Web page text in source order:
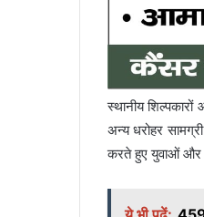
स्थानीय
अन्य धरोहर
करते हुए युवाओं और